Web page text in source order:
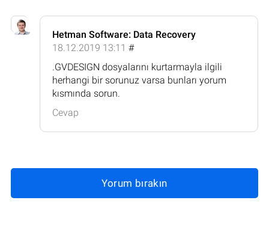
Hetman Software: Data Recovery
18.12.2019 13:11 #
.GVDESIGN dosyalarını kurtarmayla ilgili
herhangi bir sorunuz varsa bunları yorum
kısmında sorun.
Cevap
Yorum bırakın